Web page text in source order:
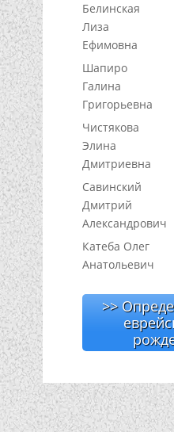
Белинская
Лиза
Ефимовна
Шапиро
Галина
Григорьевна
Чистякова
Элина
Дмитриевна
Савинский
Дмитрий
Александрович
Катеба Олег
Анатольевич
>>